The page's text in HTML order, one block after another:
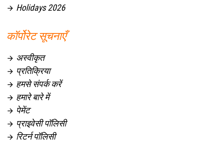
 Holidays 2026
कॉर्पोरेट सूचनाएँ
 अस्वीकृत
 प्रतिक्रिया
 हमसे संपर्क करें
 हमारे बारे में
 पेमेंट
 प्राइवेसी पॉलिसी
 रिटर्न पॉलिसी